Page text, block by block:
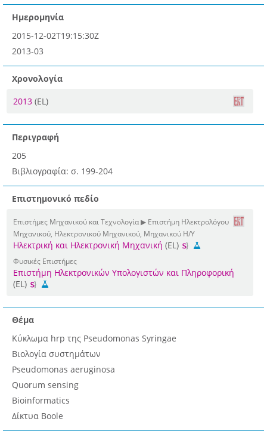
Ημερομηνία
2015-12-02T19:15:30Z
2013-03
Χρονολογία
2013 (EL)
Περιγραφή
205
Βιβλιογραφία: σ. 199-204
Επιστημονικό πεδίο
Επιστήμες Μηχανικού και Τεχνολογία ▶ Επιστήμη Ηλεκτρολόγου
Μηχανικού, Ηλεκτρονικού Μηχανικού, Μηχανικού Η/Υ
Ηλεκτρική και Ηλεκτρονική Μηχανική (EL)
Φυσικές Επιστήμες
Επιστήμη Ηλεκτρονικών Υπολογιστών και Πληροφορική
(EL)
Θέμα
Κύκλωμα hrp της Pseudomonas Syringae
Βιολογία συστημάτων
Pseudomonas aeruginosa
Quorum sensing
Bioinformatics
Δίκτυα Boole